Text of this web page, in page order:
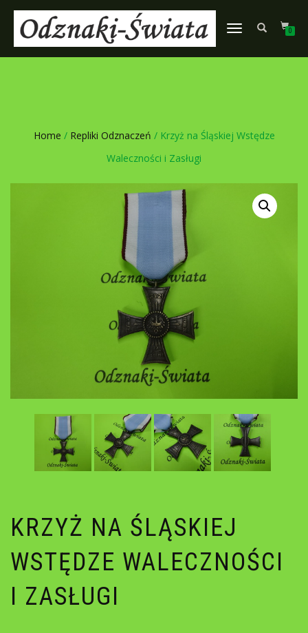
TOGGLE
0
Home / Repliki Odznaczeń / Krzyż na Śląskiej Wstędze
Waleczności i Zasługi
KRZYŻ NA ŚLĄSKIEJ
WSTĘDZE WALECZNOŚCI
I ZASŁUGI